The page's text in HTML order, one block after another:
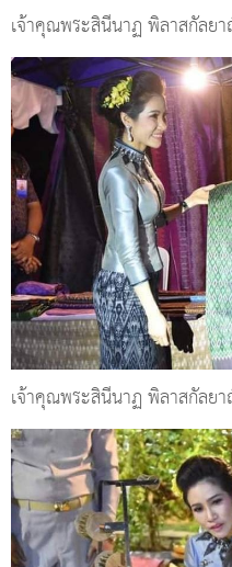
เจ้าคุณพระสินีนาฏ พิลาสกัลย
เจ้าคุณพระสินีนาฏ พิลาสกัลย